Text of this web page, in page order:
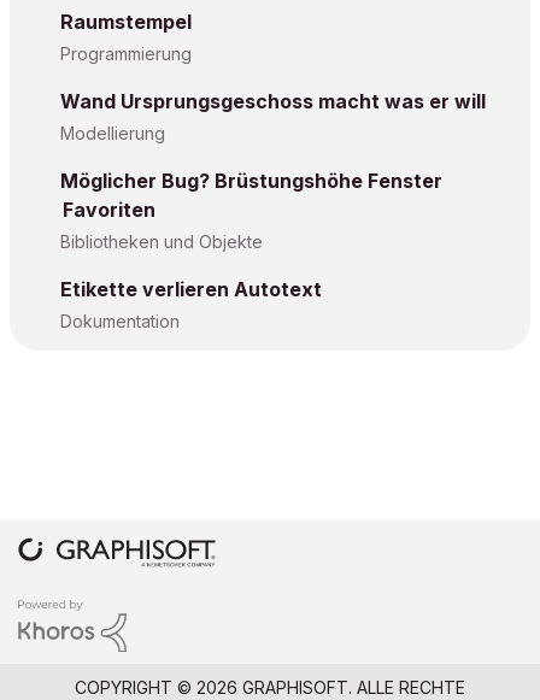
Raumstempel
Programmierung
Wand Ursprungsgeschoss macht was er will
Modellierung
Möglicher Bug? Brüstungshöhe Fenster
Favoriten
Bibliotheken und Objekte
Etikette verlieren Autotext
Dokumentation
COPYRIGHT © 2026 GRAPHISOFT. ALLE RECHTE